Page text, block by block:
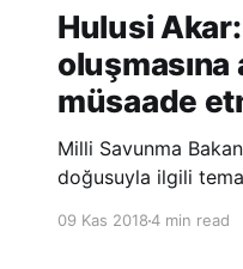
Hulusi
oluşmasına
müsaade
Milli Savunma
doğusuyla ilgili
09 Kas 20184 min read